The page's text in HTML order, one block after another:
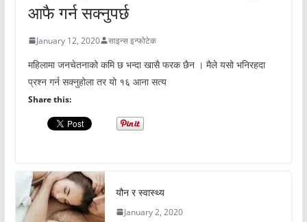
आफै गर्न सक्नुपर्छ
January 12, 2020 साइन्स इन्फोटेक
महिलामा जनचेतनाको कमि छ भन्दा खासै फरक छैन । मैले यसो भनिरहदा
प्रश्न गर्न सक्नुहोला तर यो १६ आना सत्य
Share this:
यौन र स्वास्थ्य
January 2, 2020